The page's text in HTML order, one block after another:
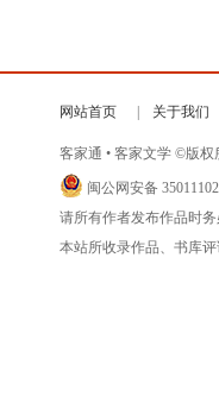
网站首页 关于我们
客家通 • 客家文学 ©版权
闽公网安备
请所有作者发布作品时
本站所收录作品、书库